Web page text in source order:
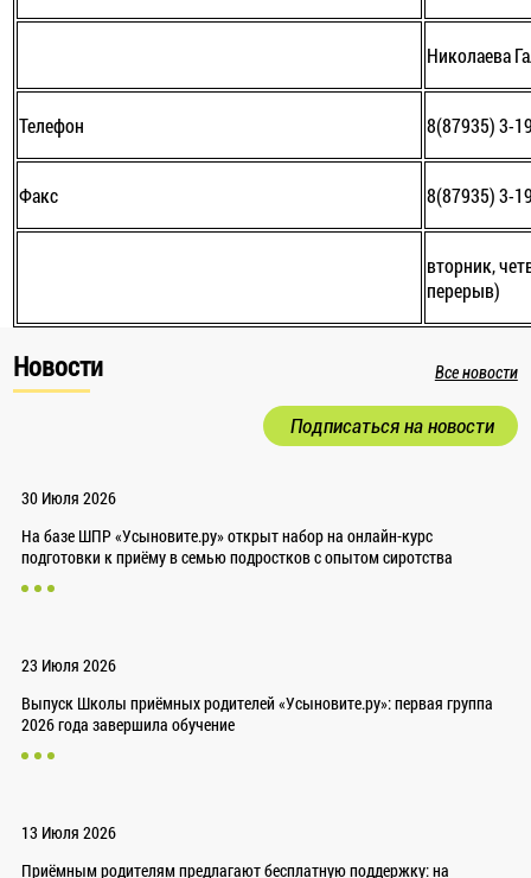
Николаева
Телефон 8(87935) 3-
Факс 8(87935) 3-
вторник,
перерыв)
Новости Все новости
Подписаться на новости
30 Июля 2026
На базе ШПР «Усыновите.ру» открыт набор на онлайн-курс
подготовки к приёму в семью подростков с опытом сиротства
23 Июля 2026
Выпуск Школы приёмных родителей «Усыновите.ру»: первая группа
2026 года завершила обучение
13 Июля 2026
Приёмным родителям предлагают бесплатную поддержку: на